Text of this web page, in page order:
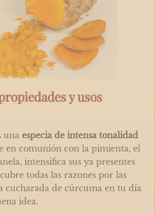
y usos
una especia de intensa tonalidad
en comunión con la pimienta, el
intensifica sus ya presentes
todas las razones por las
cucharada de cúrcuma en tu día
idea.